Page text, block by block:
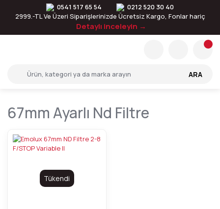
0541 517 65 54
0212 520 30 40
2999.-TL Ve Üzeri Siparişlerinizde Ücretsiz Kargo, Fonlar hariç
Detaylı inceleyin →
ARA
67mm Ayarlı Nd Filtre
Tükendi